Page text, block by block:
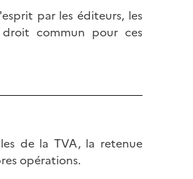
par les éditeurs, les
commun pour ces
de la TVA, la retenue
opérations.